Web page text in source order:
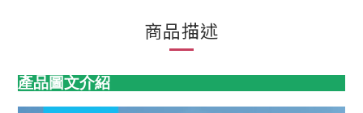
商品描述
產品圖文介紹